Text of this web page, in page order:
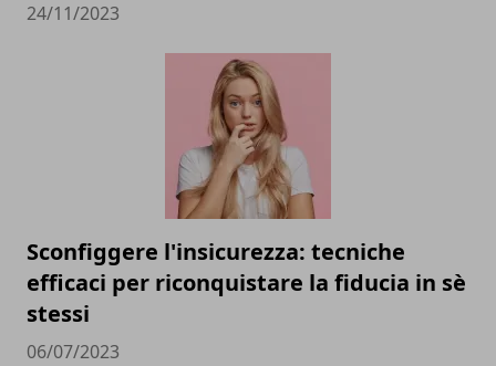
24/11/2023
Sconfiggere l'insicurezza: tecniche
efficaci per riconquistare la fiducia in sè
stessi
06/07/2023